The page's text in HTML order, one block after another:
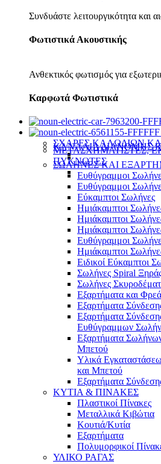
Συνδυάστε λειτουργικότητα και
Φωτιστικά Ακουστικής
Ανθεκτικός φωτισμός για
Καρφωτά Φωτιστικά
ΣΧΑΡΕΣ ΚΑΛΩΔΙΩΝ
ΚΑΝΑΛΙΑ ΔΙΑΝΟΜΗΣ
ΜΕΤΑΣΧΗΜΑΤΙΣΤΕΣ,
ΠΥΚΝΩΤΕΣ
ΣΩΛΗΝΕΣ ΚΑΙ
Ευθύγραμμοι
Ευθύγραμμοι
Εύκαμπτοι Σωλήνες
Ημιάκαμπτοι
Ημιάκαμπτοι
Ημιάκαμπτοι
Ευθύγραμμοι
Ημιάκαμπτοι
Ειδικοί Εύκαμπτοι
Σωλήνες Spiral
Σωλήνες
Εξαρτήματα και
Εξαρτήματα
Εξαρτήματα
Ευθύγραμμων
Εξαρτήματα
Μπετού
Υλικά
και Μπετού
Εξαρτήματα
ΚΥΤΙΑ & ΠΙΝΑΚΕΣ
Πλαστικοί Πίνακες
Μεταλλικά Κιβώτια
Κουτιά/Κυτία
Εξαρτήματα
Πολυμορφικοί
ΥΛΙΚΟ ΡΑΓΑΣ